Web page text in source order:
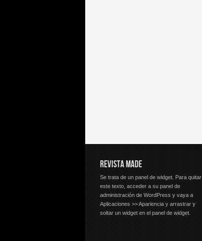
REVISTA MADE
Se trata de un panel de widget. Para quitar
este texto, acceder a su panel de
administración de WordPress y vaya a
Aplicaciones >> Apariencia y arrastrar y
soltar un widget en el panel de widget.